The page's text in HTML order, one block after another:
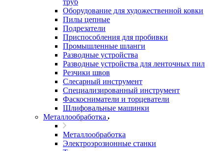
труб
Оборудование для художественной ковки
Пилы цепные
Подрезатели
Приспособления для пробивки
Промышленные шланги
Разводные устройства
Разводные устройства для ленточных пил
Резчики швов
Слесарный инструмент
Специализированный инструмент
Фаскосниматели и торцеватели
Шлифовальные машинки
Металлообработка
Металлообработка
Электроэрозионные станки